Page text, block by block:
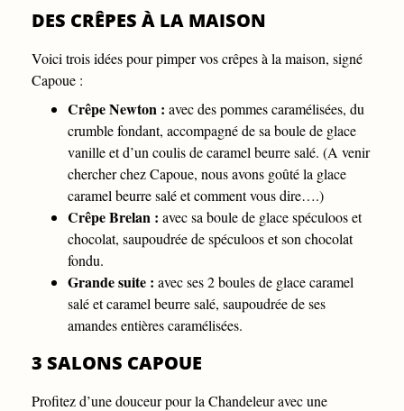
DES CRÊPES À LA MAISON
Voici trois idées pour pimper vos crêpes à la maison, signé
Capoue :
Crêpe Newton : avec des pommes caramélisées, du
crumble fondant, accompagné de sa boule de glace
vanille et d’un coulis de caramel beurre salé. (A venir
chercher chez Capoue, nous avons goûté la glace
caramel beurre salé et comment vous dire….)
Crêpe Brelan : avec sa boule de glace spéculoos et
chocolat, saupoudrée de spéculoos et son chocolat
fondu.
Grande suite : avec ses 2 boules de glace caramel
salé et caramel beurre salé, saupoudrée de ses
amandes entières caramélisées.
3 SALONS CAPOUE
Profitez d’une douceur pour la Chandeleur avec une